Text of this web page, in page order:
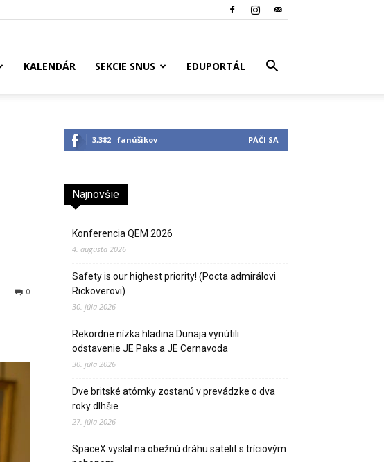
KALENDÁR SEKCIE SNUS EDUPORTÁL
0
3,382 fanúšikov PÁČI SA
Najnovšie
Konferencia QEM 2026
4. augusta 2026
Safety is our highest priority! (Pocta admirálovi
Rickoverovi)
30. júla 2026
Rekordne nízka hladina Dunaja vynútili
odstavenie JE Paks a JE Cernavoda
30. júla 2026
Dve britské atómky zostanú v prevádzke o dva
roky dlhšie
27. júla 2026
SpaceX vyslal na obežnú dráhu satelit s tríciovým